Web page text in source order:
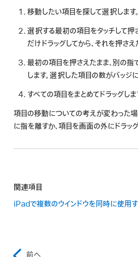
移動したい項目を探して選択します。
選択する最初の項目をタッチして押
だけドラッグしてから、それを押さえ
最初の項目を押さえたまま、別の指
します。選択した項目の数がバッジ
すべての項目をまとめてドラッグしま
項目の移動についての考えが変わった場
に指を離すか、項目を画面の外にドラッグ
関連項目
iPadで複数のウインドウを同時に使用